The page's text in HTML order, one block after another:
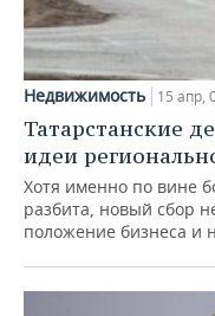
Недвижимость 15 апр,
Татарстанские
идеи
Хотя именно по вине
разбита, новый сбор
положение бизнеса и